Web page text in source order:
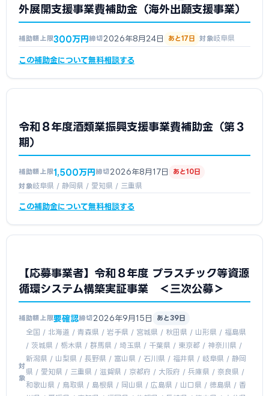
外展開支援事業費補助金（海外出願支援事業）
補助額上限300万円締切 2026年8月24日 あと17日 対象岐阜県
この補助金について無料相談する
令和８年度酒類業振興支援事業費補助金（第３
期）
補助額上限1,500万円締切 2026年8月17日
あと10日
対象岐阜県 / 静岡県 / 愛知県 / 三重県
この補助金について無料相談する
【応募事業者】令和８年度 プラスチック等資源
循環システム構築実証事業 ＜三次公募＞
補助額上限要確認締切 2026年9月15日 あと39日
対
象
全国 / 北海道 / 青森県 / 岩手県 / 宮城県 / 秋田県 / 山形県 / 福島県
/ 茨城県 / 栃木県 / 群馬県 / 埼玉県 / 千葉県 / 東京都 / 神奈川県 /
新潟県 / 山梨県 / 長野県 / 富山県 / 石川県 / 福井県 / 岐阜県 / 静岡
県 / 愛知県 / 三重県 / 滋賀県 / 京都府 / 大阪府 / 兵庫県 / 奈良県 /
和歌山県 / 鳥取県 / 島根県 / 岡山県 / 広島県 / 山口県 / 徳島県 / 香